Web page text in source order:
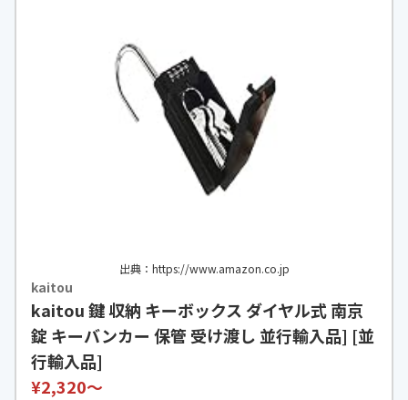
-
-
幅
-
奥行
-
発売日
出典：https://www.amazon.co.jp
kaitou
kaitou 鍵 収納 キーボックス ダイヤル式 南京
錠 キーバンカー 保管 受け渡し 並行輸入品] [並
行輸入品]
¥2,320〜